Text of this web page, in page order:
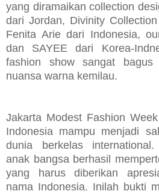
yang diramaikan collection
dari Jordan, Divinity
Fenita Arie dari Indonesia,
dan SAYEE dari Korea-
fashion show sangat
nuansa warna kemilau.
Jakarta Modest Fashion
Indonesia mampu menjadi
dunia berkelas
anak bangsa berhasil
yang harus diberikan
nama Indonesia. Inilah bukti